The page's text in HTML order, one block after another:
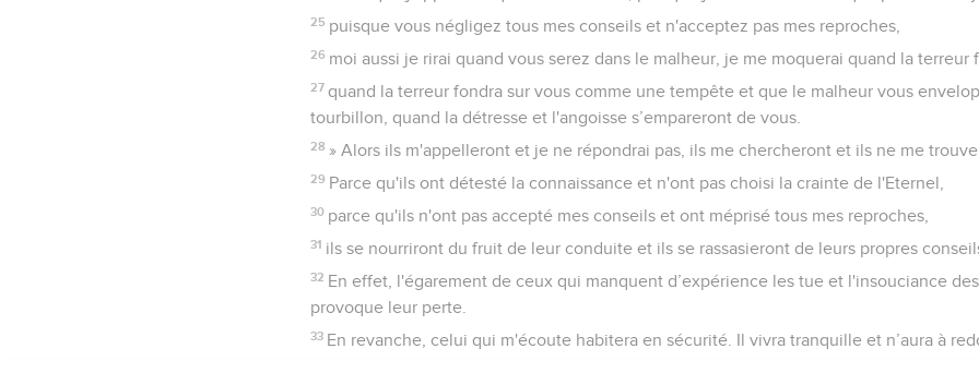
25 puisque vous négligez tous mes conseils et n'acceptez pas mes reproches,
26 moi aussi je rirai quand vous serez dans le malheur, je me moquerai quand la terreur
27 quand la terreur fondra sur vous comme une tempête et que le malheur vous
tourbillon, quand la détresse et l'angoisse s’empareront de vous.
28 » Alors ils m'appelleront et je ne répondrai pas, ils me chercheront et ils ne me
29 Parce qu'ils ont détesté la connaissance et n'ont pas choisi la crainte de l'Eternel,
30 parce qu'ils n'ont pas accepté mes conseils et ont méprisé tous mes reproches,
31 ils se nourriront du fruit de leur conduite et ils se rassasieront de leurs propres
32 En effet, l'égarement de ceux qui manquent d’expérience les tue et l'insouciance
provoque leur perte.
33 En revanche, celui qui m'écoute habitera en sécurité. Il vivra tranquille et n’aura à